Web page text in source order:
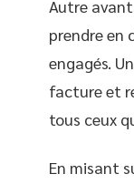
Autre
prendre en
engagés.
facture et
tous ceux
En misant